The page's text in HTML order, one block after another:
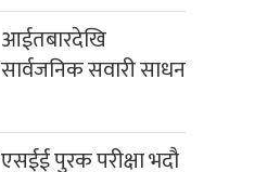
आईतबारदेखि
सार्वजनिक सवारी साधन
एसईई पुरक परीक्षा भदौ